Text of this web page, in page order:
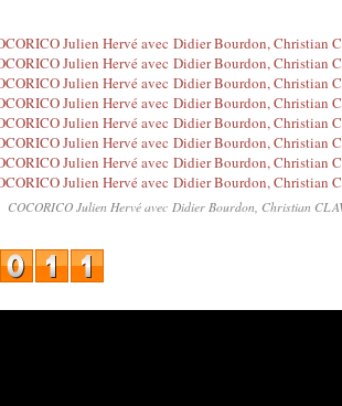
COCORICO Julien Hervé avec Didier Bourdon, Christian